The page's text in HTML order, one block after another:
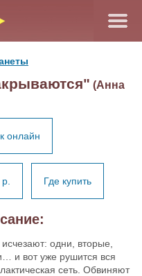
(Анна
онлайн
Где купить
одни, вторые,
и вот уже рушится вся
сеть. Обвиняют